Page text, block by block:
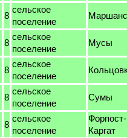
8
сельское
поселение
8
сельское
поселение
Мусы
8
сельское
поселение
8
сельское
поселение
Сумы
8
сельское
поселение
Форпост-
Каргат